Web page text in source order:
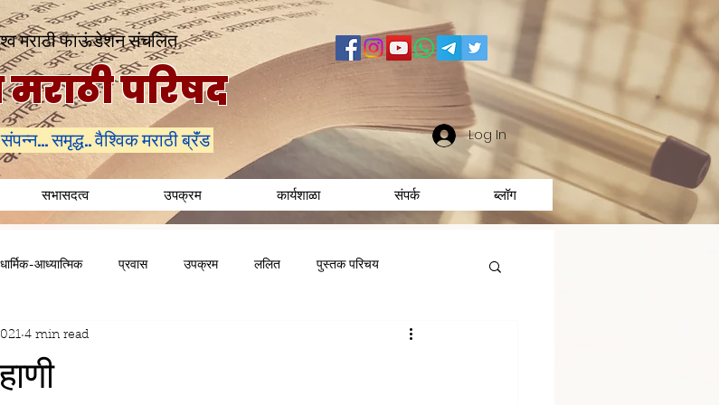
मराठी फाऊंडेशन संचलित
मराठी परिषद
समृद्ध.. वैश्विक मराठी ब्रॅंड Log In
सभासदत्व उपक्रम कार्यशाळा संपर्क ब्लॉग
धार्मिक-आध्यात्मिक प्रवास उपक्रम ललित पुस्तक परिचय
4 min read